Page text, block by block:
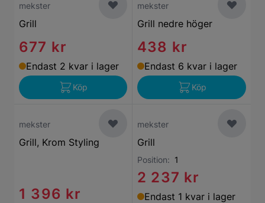
mekster
Grill
677 kr
Endast 2 kvar i lager
Köp
mekster
Grill nedre höger
438 kr
Endast 6 kvar i lager
Köp
mekster
Grill, Krom Styling
1 396 kr
mekster
Grill
Position: 1
2 237 kr
Endast 1 kvar i lager